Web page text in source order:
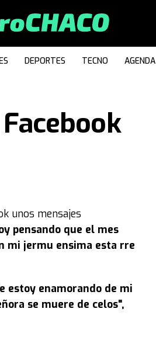
DEPORTES TECNO AGENDA
unos mensajes
pensando que el mes
mi jermu ensima esta rre
estoy enamorando de mi
se muere de celos",